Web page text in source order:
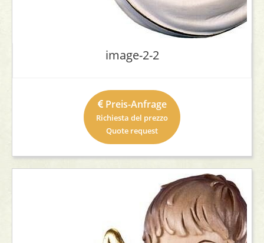
image-2-2
Preis-Anfrage
Richiesta del prezzo
Quote request